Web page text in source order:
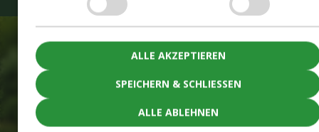
SPEICHERN & SCHLIESSEN
ALLE AKZEPTIEREN
ALLE ABLEHNEN